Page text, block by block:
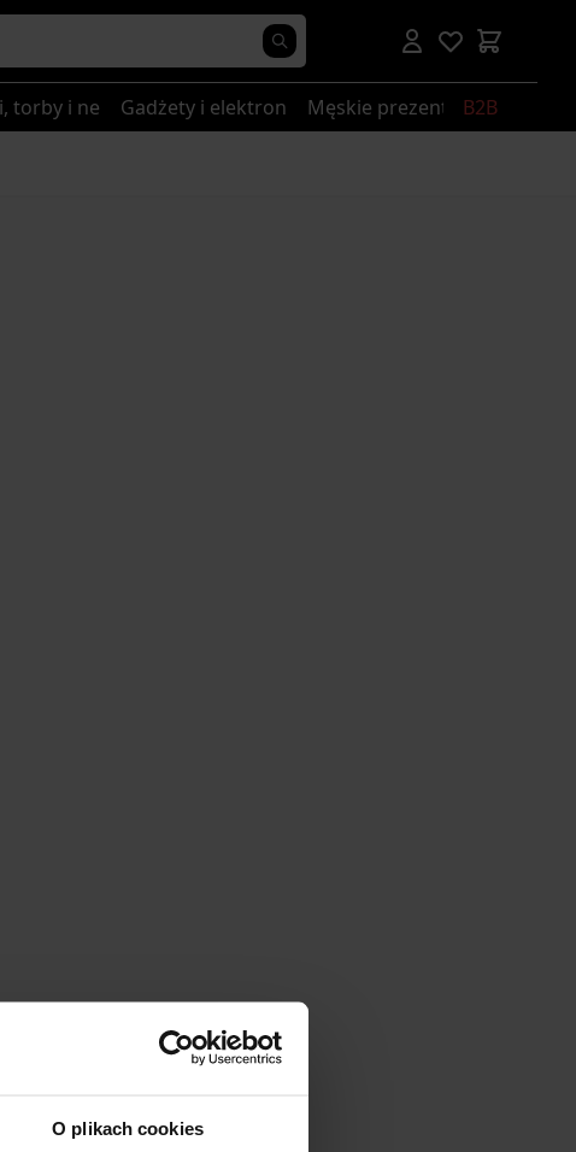
O plikach cookies
torby i nerkiGadżety i elektronikaMęskie prezenty B2B